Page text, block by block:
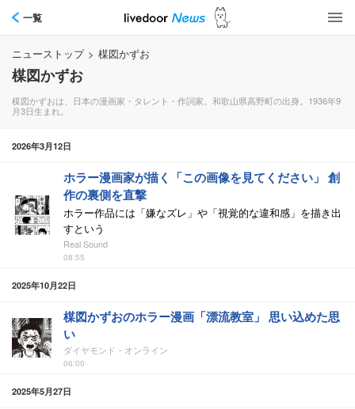
一覧
ニューストップ > 楳図かずお
楳図かずお
楳図かずおは、日本の漫画家・タレント・作詞家。和歌山県高野町の出身。1936年9
月3日生まれ。
2026年3月12日
ホラー漫画家が描く「この画像を見てください」 創
作の裏側を直撃
ホラー作品には「嫌なズレ」や「視覚的な違和感」を描き出
すという
Real Sound
08:55
2025年10月22日
楳図かずおのホラー漫画「漂流教室」 思い込めた思
い
ダイヤモンド・オンライン
06:00
2025年5月27日